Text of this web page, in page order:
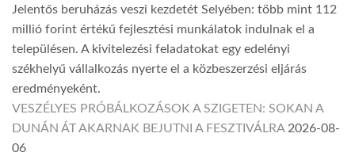
Jelentős beruházás veszi kezdetét Selyében: több mint 112
millió forint értékű fejlesztési munkálatok indulnak el a
településen. A kivitelezési feladatokat egy edelényi
székhelyű vállalkozás nyerte el a közbeszerzési eljárás
eredményeként.
VESZÉLYES PRÓBÁLKOZÁSOK A SZIGETEN: SOKAN A
DUNÁN ÁT AKARNAK BEJUTNI A FESZTIVÁLRA 2026-08-
06